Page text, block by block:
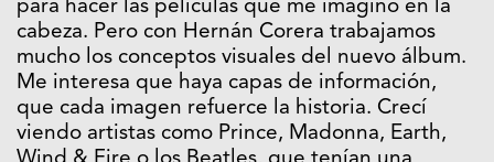
para hacer las películas que me imagino en la
cabeza. Pero con Hernán Corera trabajamos
mucho los conceptos visuales del nuevo álbum.
Me interesa que haya capas de información,
que cada imagen refuerce la historia. Crecí
viendo artistas como Prince, Madonna, Earth,